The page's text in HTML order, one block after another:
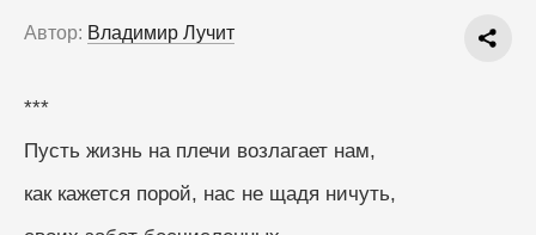
Автор: Владимир Лучит
***
Пусть жизнь на плечи возлагает нам,
как кажется порой, нас не щадя ничуть,